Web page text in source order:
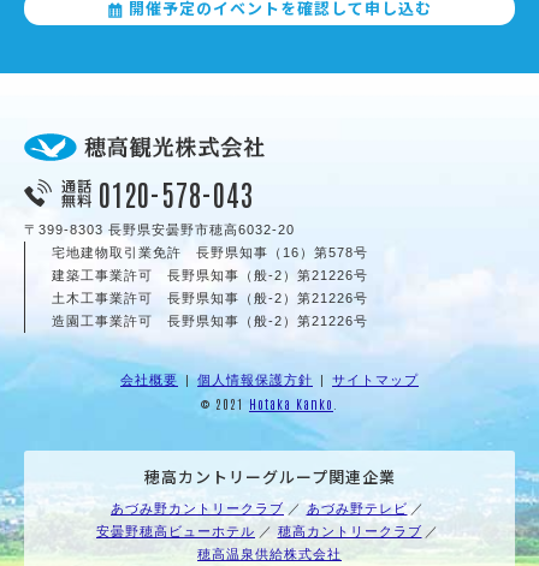
開催予定のイベントを確認して申し込む
0120-578-043
〒399-8303 長野県安曇野市穂高6032-20
宅地建物取引業免許 長野県知事（16）第578号
建築工事業許可 長野県知事（般‐2）第21226号
土木工事業許可 長野県知事（般‐2）第21226号
造園工事業許可 長野県知事（般‐2）第21226号
会社概要 個人情報保護方針 サイトマップ
© 2021 Hotaka Kanko
穂高カントリーグループ関連企業
あづみ野カントリークラブ
あづみ野テレビ
安曇野穂高ビューホテル
穂高カントリークラブ
穂高温泉供給株式会社